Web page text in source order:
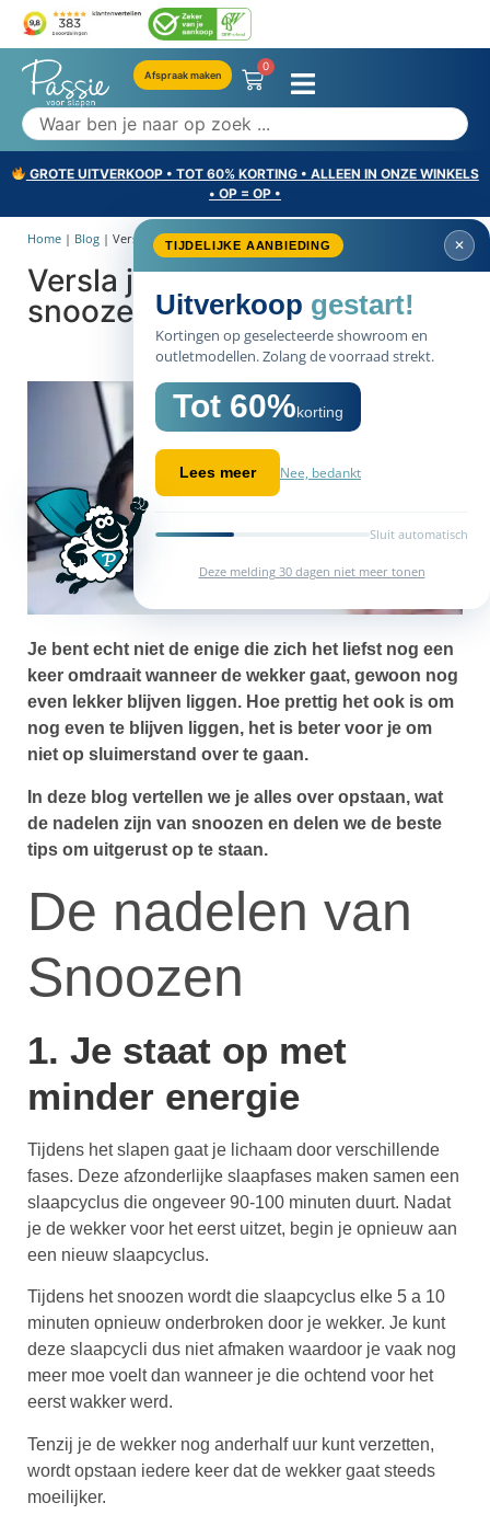
Afspraak maken
0
GROTE UITVERKOOP • TOT 60% KORTING • ALLEEN IN ONZE WINKELS
• OP = OP •
TIJDELIJKE AANBIEDING ✕
Uitverkoop gestart!
Kortingen op geselecteerde showroom en
outletmodellen. Zolang de voorraad strekt.
Tot 60%korting
Lees meer Nee, bedankt
Sluit automatisch
Deze melding 30 dagen niet meer tonen
Home | Blog | Versla je wekker, stop met...
Versla je wekker, stop met
snoozen
Je bent echt niet de enige die zich het liefst nog een
keer omdraait wanneer de wekker gaat, gewoon nog
even lekker blijven liggen. Hoe prettig het ook is om
nog even te blijven liggen, het is beter voor je om
niet op sluimerstand over te gaan.
In deze blog vertellen we je alles over opstaan, wat
de nadelen zijn van snoozen en delen we de beste
tips om uitgerust op te staan.
De nadelen van
Snoozen
1. Je staat op met
minder energie
Tijdens het slapen gaat je lichaam door verschillende
fases. Deze afzonderlijke slaapfases maken samen een
slaapcyclus die ongeveer 90-100 minuten duurt. Nadat
je de wekker voor het eerst uitzet, begin je opnieuw aan
een nieuw slaapcyclus.
Tijdens het snoozen wordt die slaapcyclus elke 5 a 10
minuten opnieuw onderbroken door je wekker. Je kunt
deze slaapcycli dus niet afmaken waardoor je vaak nog
meer moe voelt dan wanneer je die ochtend voor het
eerst wakker werd.
Tenzij je de wekker nog anderhalf uur kunt verzetten,
wordt opstaan iedere keer dat de wekker gaat steeds
moeilijker.